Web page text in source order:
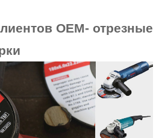
OEM- отрезные